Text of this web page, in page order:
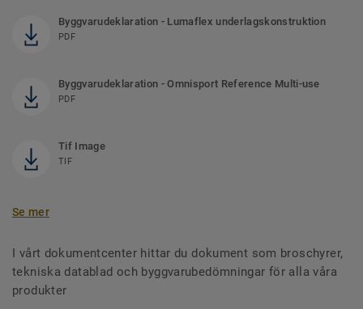
Byggvarudeklaration - Lumaflex underlagskonstruktion
PDF
Byggvarudeklaration - Omnisport Reference Multi-use
PDF
Tif Image
TIF
Se mer
I vårt dokumentcenter hittar du dokument som broschyrer,
tekniska datablad och byggvarubedömningar för alla våra
produkter